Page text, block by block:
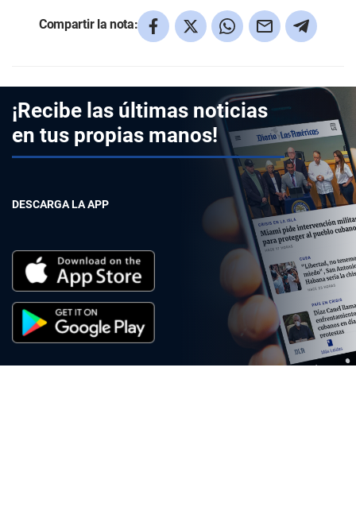
Compartir la nota:
¡Recibe las últimas noticias
en tus propias manos!
DESCARGA LA APP